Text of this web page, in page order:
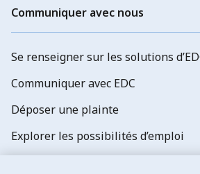
Communiquer avec nous
Se renseigner sur les solutions
Communiquer avec EDC
Déposer une plainte
Explorer les possibilités d’emploi